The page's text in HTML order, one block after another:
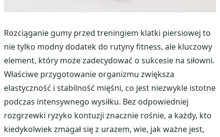
Rozciąganie gumy przed treningiem klatki piersiowej to
nie tylko modny dodatek do rutyny fitness, ale kluczowy
element, który może zadecydować o sukcesie na siłowni.
Właściwe przygotowanie organizmu zwiększa
elastyczność i stabilność mięśni, co jest niezwykle istotne
podczas intensywnego wysiłku. Bez odpowiedniej
rozgrzewki ryzyko kontuzji znacznie rośnie, a każdy, kto
kiedykolwiek zmagał się z urazem, wie, jak ważne jest,